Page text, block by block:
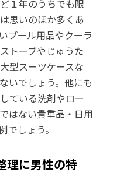
１年のうちでも限
思いのほか多くあ
プール用品やクーラ
トーブやじゅうた
型スーツケースな
いでしょう。他にも
ている洗剤やロー
はない貴重品・日用
でしょう。
理に男性の特